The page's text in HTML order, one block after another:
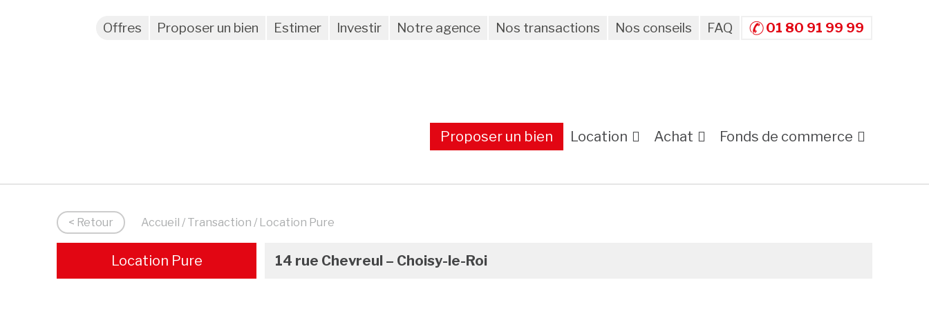
Offres Proposer un bien Estimer Investir Notre agence Nos transactions Nos conseils FAQ 01 80 91 99 99
Proposer un bien Location Achat Fonds de commerce
< Retour Accueil / Transaction / Location Pure
Location Pure 14 rue Chevreul – Choisy-le-Roi